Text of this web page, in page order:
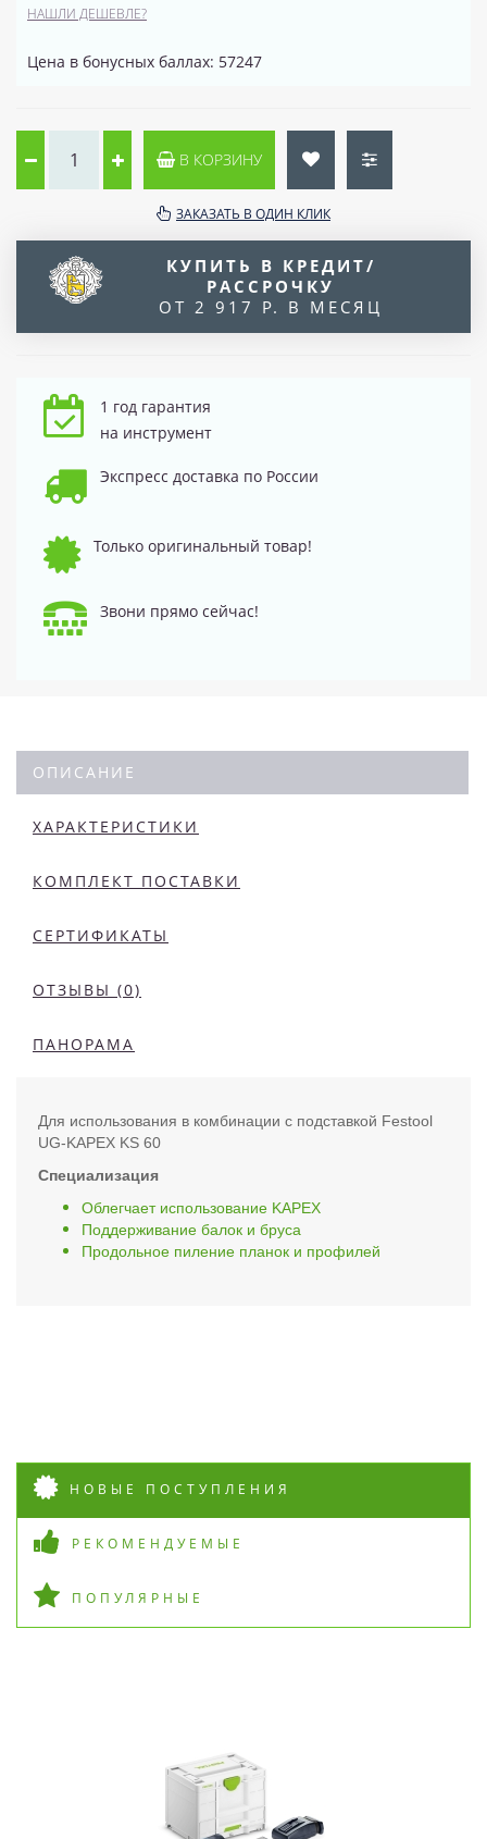
НАШЛИ ДЕШЕВЛЕ?
Цена в бонусных баллах: 57247
В КОРЗИНУ
ЗАКАЗАТЬ В ОДИН КЛИК
КУПИТЬ В КРЕДИТ/
РАССРОЧКУ
ОТ 2 917 Р. В МЕСЯЦ
1 год гарантия
на инструмент
Экспресс доставка по России
Только оригинальный товар!
Звони прямо сейчас!
ОПИСАНИЕ
ХАРАКТЕРИСТИКИ
КОМПЛЕКТ ПОСТАВКИ
СЕРТИФИКАТЫ
ОТЗЫВЫ (0)
ПАНОРАМА
Для использования в комбинации с подставкой Festool
UG-KAPEX KS 60
Специализация
Облегчает использование KAPEX
Поддерживание балок и бруса
Продольное пиление планок и профилей
НОВЫЕ ПОСТУПЛЕНИЯ
РЕКОМЕНДУЕМЫЕ
ПОПУЛЯРНЫЕ